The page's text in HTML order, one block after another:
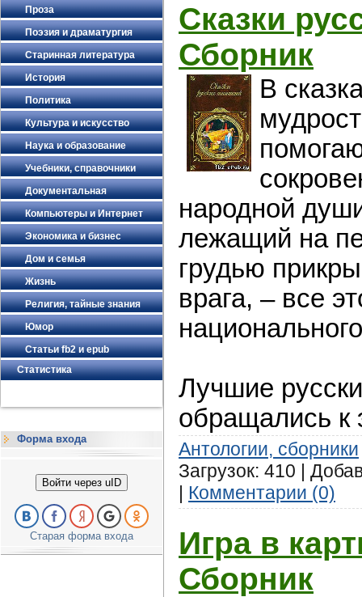
Проза
Поэзия и драматургия
Старинная литература
История
Политика
Культура и искусство
Наука и образование
Учебники, справочники
Документальная
Компьютеры и Интернет
Экономика и бизнес
Дом и семья
Жизнь
Религия, тайные знания
Юмор
Статьи fb2 и epub
Статистика
Форма входа
Войти через uID
Старая форма входа
Сказки
Сборник
В
народной
лежащий на
грудью
врага, – все
Лучшие
обращались к
Антологии, сборники
Загрузок: 410 |
| Комментарии (0)
Игра в
Сборник